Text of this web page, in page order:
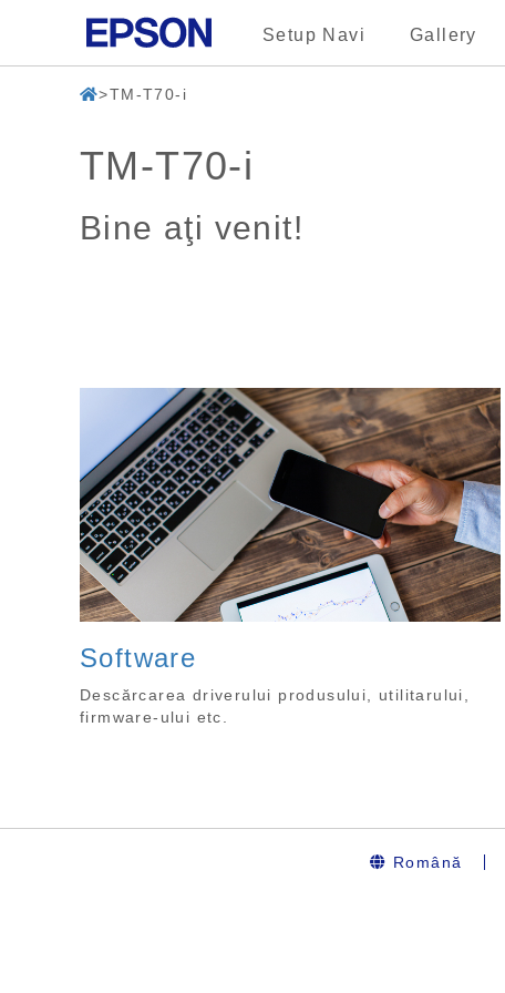
Setup Navi Gallery
TM-T70-i
TM-T70-i
Bine aţi venit!
Software
Descărcarea driverului produsului, utilitarului,
firmware-ului etc.
Română